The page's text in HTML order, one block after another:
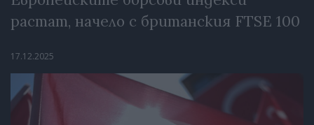
растат, начело с британския FTSE 100
17.12.2025